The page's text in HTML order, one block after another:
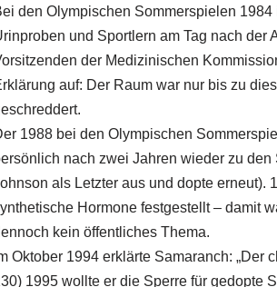
den Olympischen Sommerspielen
und Sportlern am Tag nach
der Medizinischen
auf: Der Raum war nur bis zu
1988 bei den Olympischen
nach zwei Jahren wieder zu
als Letzter aus und dopte erneut).
Hormone festgestellt – damit
kein öffentliches Thema.
Oktober 1994 erklärte Samaranch: „Der
1995 wollte er die Sperre für gedopte